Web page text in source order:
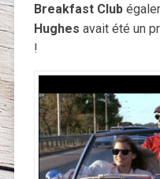
Breakfast Club
Hughes avait été un
!